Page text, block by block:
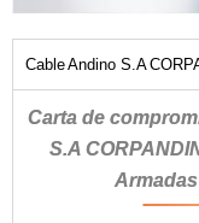
Cable Andino S.A
Carta de
S.A